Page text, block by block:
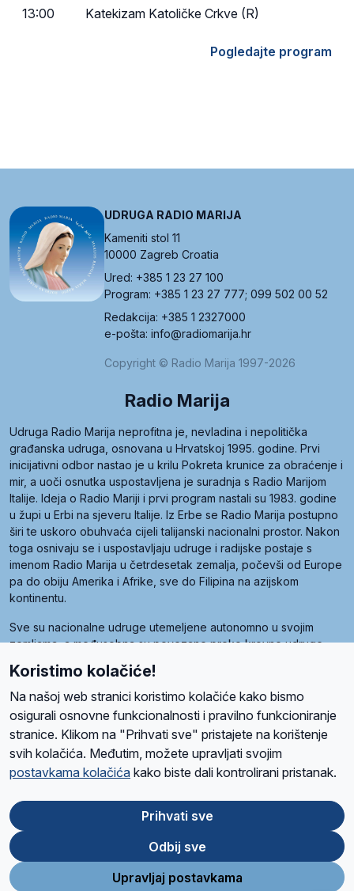
13:00 Katekizam Katoličke Crkve (R)
Pogledajte program
UDRUGA RADIO MARIJA
Kameniti stol 11
10000 Zagreb Croatia
Ured: +385 1 23 27 100
Program: +385 1 23 27 777; 099 502 00 52
Redakcija: +385 1 2327000
e-pošta: info@radiomarija.hr
Copyright © Radio Marija 1997-2026
Radio Marija
Udruga Radio Marija neprofitna je, nevladina i nepolitička
građanska udruga, osnovana u Hrvatskoj 1995. godine. Prvi
inicijativni odbor nastao je u krilu Pokreta krunice za obraćenje i
mir, a uoči osnutka uspostavljena je suradnja s Radio Marijom
Italije. Ideja o Radio Mariji i prvi program nastali su 1983. godine
u župi u Erbi na sjeveru Italije. Iz Erbe se Radio Marija postupno
širi te uskoro obuhvaća cijeli talijanski nacionalni prostor. Nakon
toga osnivaju se i uspostavljaju udruge i radijske postaje s
imenom Radio Marija u četrdesetak zemalja, počevši od Europe
pa do obiju Amerika i Afrike, sve do Filipina na azijskom
kontinentu.
Sve su nacionalne udruge utemeljene autonomno u svojim
zemljama, a međusobna su povezane preko krovne udruge
Radio Maria). Svjetsku obitelj utemeljilo je sedam članica, među
kojima je i hrvatska Udruga Radio Marija.
O namaRadio ProgramVolonteriPrijateljiKontaktPravila privatnosti
Ova stranica je zaštićena Google reCAPTCHA sustavom
Store
Google
Play
Koristimo kolačiće!
Na našoj web stranici koristimo kolačiće kako bismo
osigurali osnovne funkcionalnosti i pravilno funkcioniranje
stranice. Klikom na "Prihvati sve" pristajete na korištenje
svih kolačića. Međutim, možete upravljati svojim
postavkama kolačića kako biste dali kontrolirani pristanak.
Prihvati sve
Odbij sve
Upravljaj postavkama